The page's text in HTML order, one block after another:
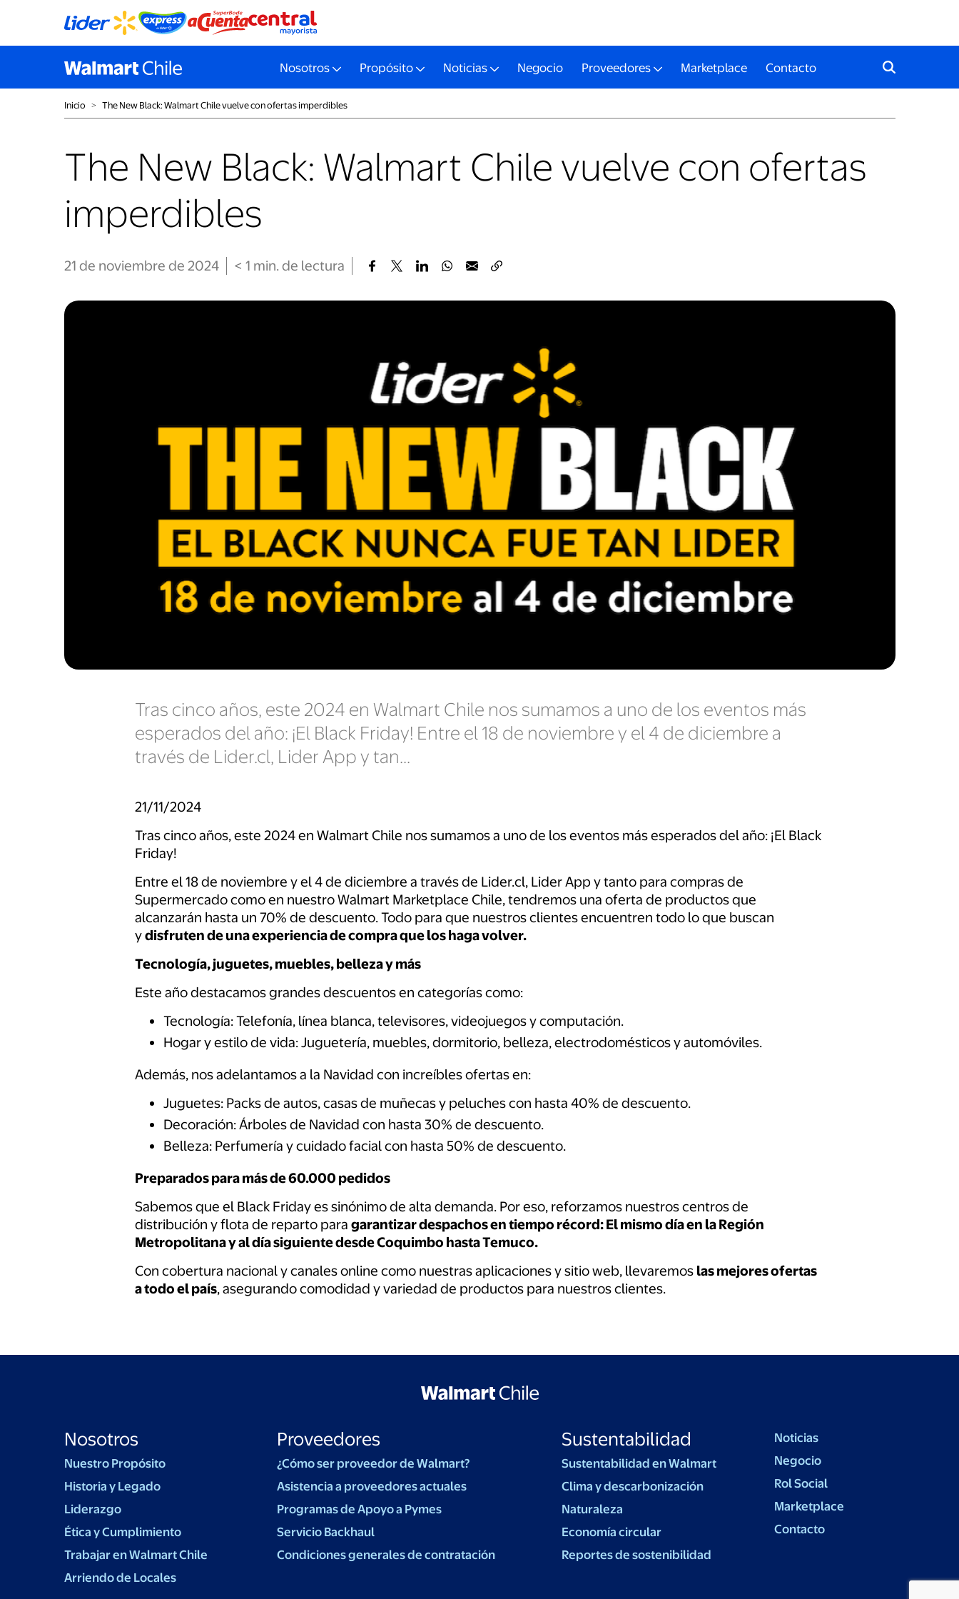
Nosotros Propósito Noticias Negocio Proveedores Marketplace Contacto
Inicio ˃ The New Black: Walmart Chile vuelve con ofertas imperdibles
The New Black: Walmart Chile vuelve con ofertas
imperdibles
21 de noviembre de 2024 < 1 min. de lectura
Tras cinco años, este 2024 en Walmart Chile nos sumamos a uno de los eventos más
esperados del año: ¡El Black Friday! Entre el 18 de noviembre y el 4 de diciembre a
través de Lider.cl, Lider App y tan...
21/11/2024
Tras cinco años, este 2024 en Walmart Chile nos sumamos a uno de los eventos más esperados del año: ¡El Black
Friday!
Entre el 18 de noviembre y el 4 de diciembre a través de Lider.cl, Lider App y tanto para compras de
Supermercado como en nuestro Walmart Marketplace Chile, tendremos una oferta de productos que
alcanzarán hasta un 70% de descuento. Todo para que nuestros clientes encuentren todo lo que buscan
ydisfruten de una experiencia de compra que los haga volver.
Tecnología, juguetes, muebles, belleza y más
Este año destacamos grandes descuentos en categorías como:
Tecnología: Telefonía, línea blanca, televisores, videojuegos y computación.
Hogar y estilo de vida: Juguetería, muebles, dormitorio, belleza, electrodomésticos y automóviles.
Además, nos adelantamos a la Navidad con increíbles ofertas en:
Juguetes: Packs de autos, casas de muñecas y peluches con hasta 40% de descuento.
Decoración: Árboles de Navidad con hasta 30% de descuento.
Belleza: Perfumería y cuidado facial con hasta 50% de descuento.
Preparados para más de 60.000 pedidos
Sabemos que el Black Friday es sinónimo de alta demanda. Por eso, reforzamos nuestros centros de
distribución y flota de reparto paragarantizar despachos en tiempo récord: El mismo día en la Región
Metropolitana y al día siguiente desde Coquimbo hasta Temuco.
Con cobertura nacional y canales online como nuestras aplicaciones y sitio web, llevaremos las mejores ofertas
a todo el país, asegurando comodidad y variedad de productos para nuestros clientes.
Nosotros
Nuestro Propósito
Historia y Legado
Liderazgo
Ética y Cumplimiento
Trabajar en Walmart Chile
Arriendo de Locales
Proveedores
¿Cómo ser proveedor de Walmart?
Asistencia a proveedores actuales
Programas de Apoyo a Pymes
Servicio Backhaul
Condiciones generales de contratación
Sustentabilidad
Sustentabilidad en Walmart
Clima y descarbonización
Naturaleza
Economía circular
Reportes de sostenibilidad
Noticias
Negocio
Rol Social
Marketplace
Contacto